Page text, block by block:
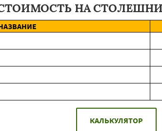
НА
КАЛЬКУЛЯТОР